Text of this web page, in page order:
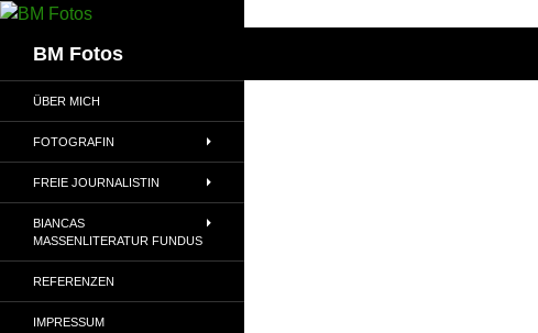
Zum
springenBM Fotos
ÜBER MICH
FOTOGRAFIN
FREIE JOURNALISTIN
BIANCAS
MASSENLITERATUR FUNDUS
REFERENZEN
IMPRESSUM